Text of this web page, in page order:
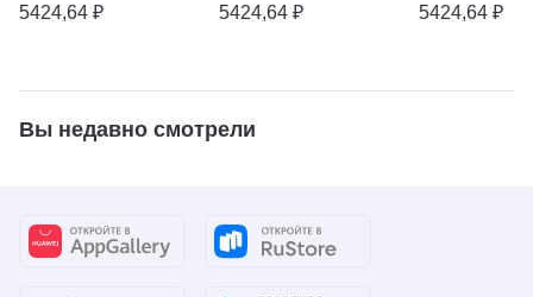
5424,64 ₽ 5424,64 ₽ 5424,64 ₽
Вы недавно смотрели